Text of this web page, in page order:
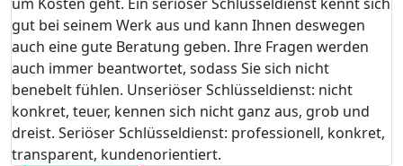
gut bei seinem Werk aus und kann Ihnen deswegen
auch eine gute Beratung geben. Ihre Fragen werden
auch immer beantwortet, sodass Sie sich nicht
benebelt fühlen. Unseriöser Schlüsseldienst: nicht
konkret, teuer, kennen sich nicht ganz aus, grob und
dreist. Seriöser Schlüsseldienst: professionell, konkret,
transparent, kundenorientiert.